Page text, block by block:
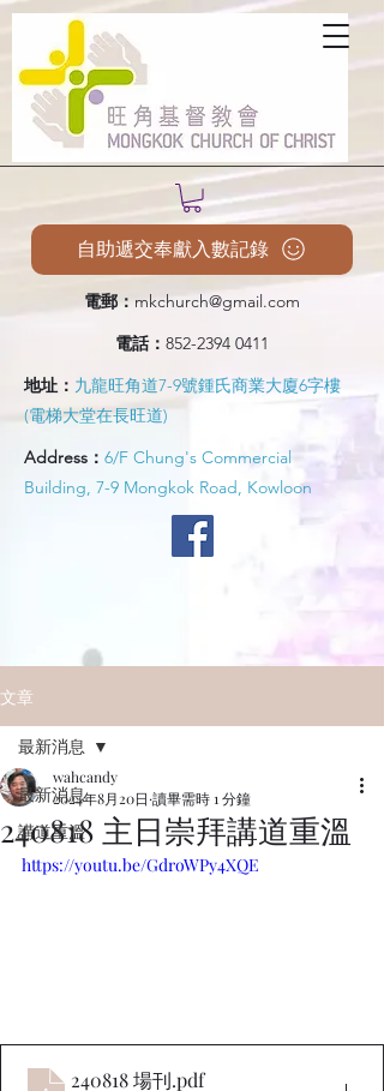
電郵： mkchurch@gmail.com
電話： 852-2394 0411
地址： 九龍旺角道7-9號鍾氏商業大廈6字樓
(電梯大堂在長旺道)
Address： 6/F Chung's Commercial
Building, 7-9 Mongkok Road, Kowloon
自助遞交奉獻入數記錄
文章
最新消息
講道重溫
最新消息
240818 主日崇拜講道重溫
wahcandy
2024年8月20日 讀畢需時 1 分鐘
https://youtu.be/GdroWPy4XQE
240818 場刊.pdf